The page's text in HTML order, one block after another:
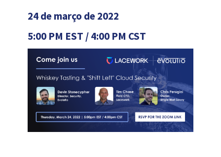
24 de março de 2022
5:00 PM EST / 4:00 PM CST